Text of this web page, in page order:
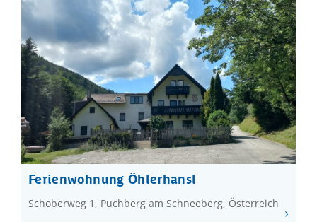
Ferienwohnung Öhlerhansl
Schoberweg 1, Puchberg am Schneeberg, Österreich